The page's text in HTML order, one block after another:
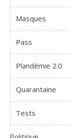
Masques
Pass
Plandémie 2.0
Quarantaine
Tests